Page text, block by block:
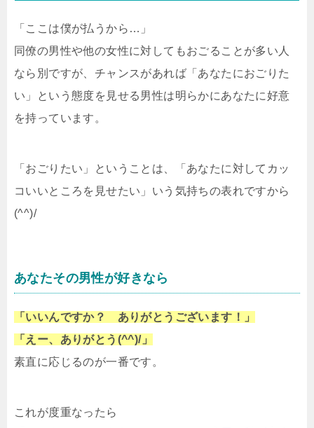
「ここは僕が払うから…」
同僚の男性や他の女性に対してもおごることが多い人
なら別ですが、チャンスがあれば「あなたにおごりた
い」という態度を見せる男性は明らかにあなたに好意
を持っています。
「おごりたい」ということは、「あなたに対してカッ
コいいところを見せたい」いう気持ちの表れですから
(^^)/
あなたその男性が好きなら
「いいんですか？ ありがとうございます！」
「えー、ありがとう(^^)/」
素直に応じるのが一番です。
これが度重なったら